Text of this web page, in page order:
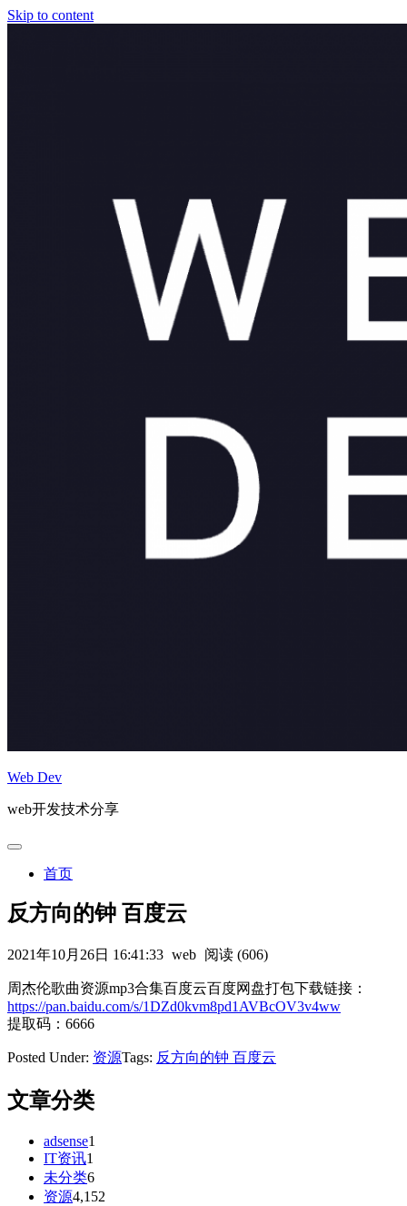
Skip to content
Web Dev
web开发技术分享
首页
反方向的钟 百度云
2021年10月26日 16:41:33 web 阅读 (606)
周杰伦歌曲资源mp3合集百度云百度网盘打包下载链接：
https://pan.baidu.com/s/1DZd0kvm8pd1AVBcOV3v4ww
提取码：6666
Posted Under: 资源Tags: 反方向的钟 百度云
文章分类
adsense1
IT资讯1
未分类6
资源4,152